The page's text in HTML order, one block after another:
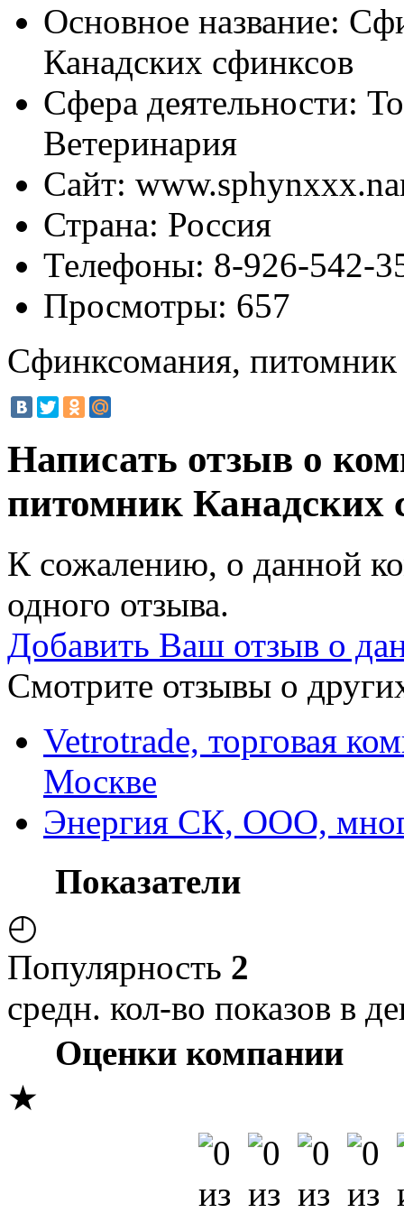
Основное название:
Канадских сфинксов
Сфера деятельности:
Ветеринария
Сайт:
Страна: Россия
Телефоны: 8-926-542-
Просмотры: 657
Сфинксомания,
Написать отзыв о
питомник Канадских
К сожалению, о данной
одного отзыва.
Добавить Ваш отзыв о
Смотрите отзывы о
Vetrotrade, торговая
Москве
Энергия СК, ООО,
Показатели
◴
Популярность 2
средн. кол-во показов в
Оценки компании
★